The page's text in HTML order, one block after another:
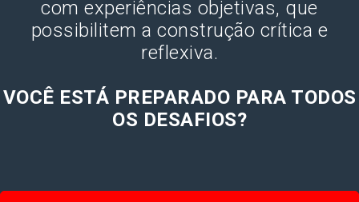
com experiências objetivas, que
possibilitem a construção crítica e
reflexiva.
VOCÊ ESTÁ PREPARADO PARA TODOS
OS DESAFIOS?